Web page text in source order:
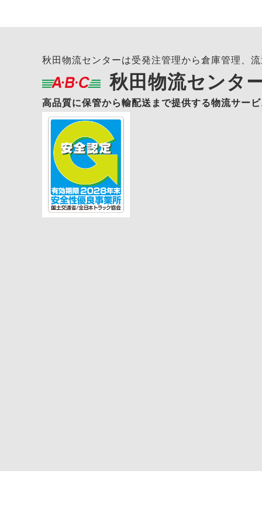
秋田物流センターは受発注管理から倉庫管理、
秋田物流センタ
高品質に保管から輸配送まで提供する物流サー